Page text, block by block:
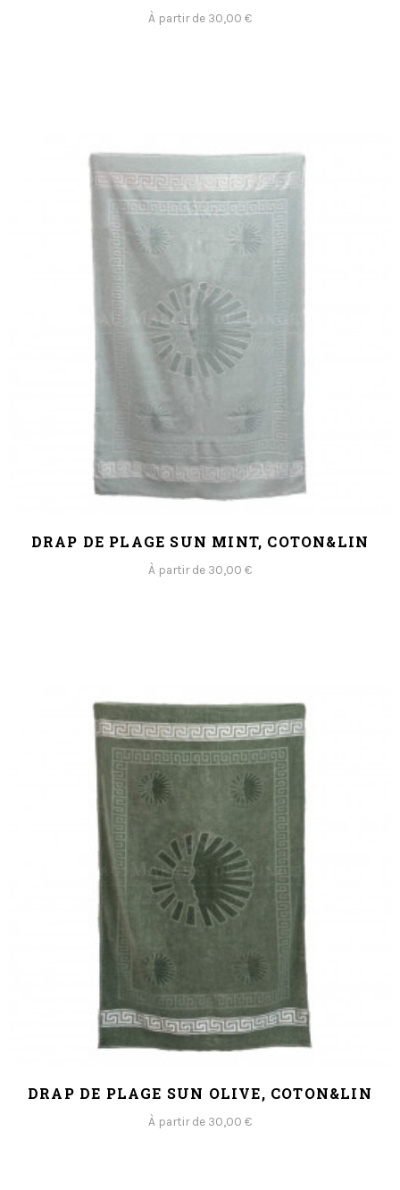
À partir de 30,00 €
DRAP DE PLAGE SUN MINT, COTON&LIN
À partir de 30,00 €
DRAP DE PLAGE SUN OLIVE, COTON&LIN
À partir de 30,00 €